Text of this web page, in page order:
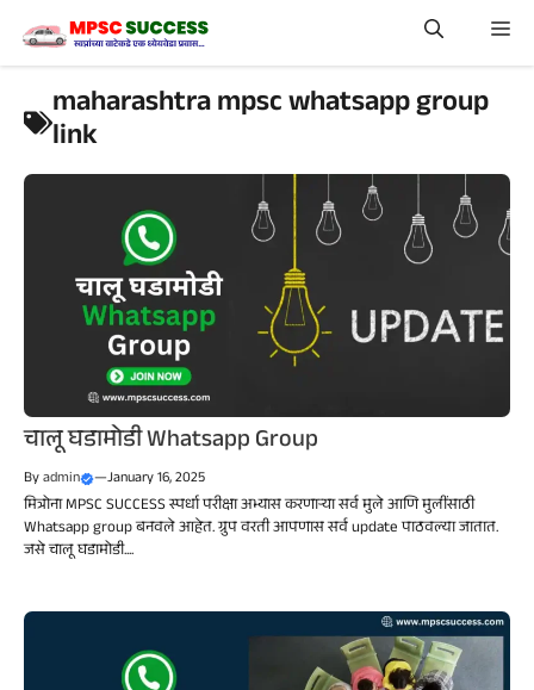
content
maharashtra mpsc whatsapp group
link
चालू घडामोडी Whatsapp Group
Byadmin —January 16, 2025
मित्रोना MPSC SUCCESS स्पर्धा परीक्षा अभ्यास करणाऱ्या सर्व मुले आणि मुलींसाठी
Whatsapp group बनवले आहेत. ग्रुप वरती आपणास सर्व update पाठवल्या जातात.
जसे चालू घडामोडी....